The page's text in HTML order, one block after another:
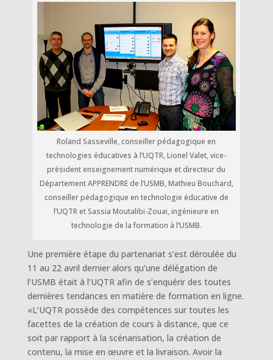
Roland Sasseville, conseiller pédagogique en
technologies éducatives à l’UQTR, Lionel Valet, vice-
président enseignement numérique et directeur du
Département APPRENDRE de l’USMB, Mathieu Bouchard,
conseiller pédagogique en technologie éducative de
l’UQTR et Sassia Moutalibi-Zouai, ingénieure en
technologie de la formation à l’USMB.
Une première étape du partenariat s’est déroulée du
11 au 22 avril dernier alors qu’une délégation de
l’USMB était à l’UQTR afin de s’enquérir des toutes
dernières tendances en matière de formation en ligne.
«L’UQTR possède des compétences sur toutes les
facettes de la création de cours à distance, que ce
soit par rapport à la scénarisation, la création de
contenu, la mise en œuvre et la livraison. Avoir la